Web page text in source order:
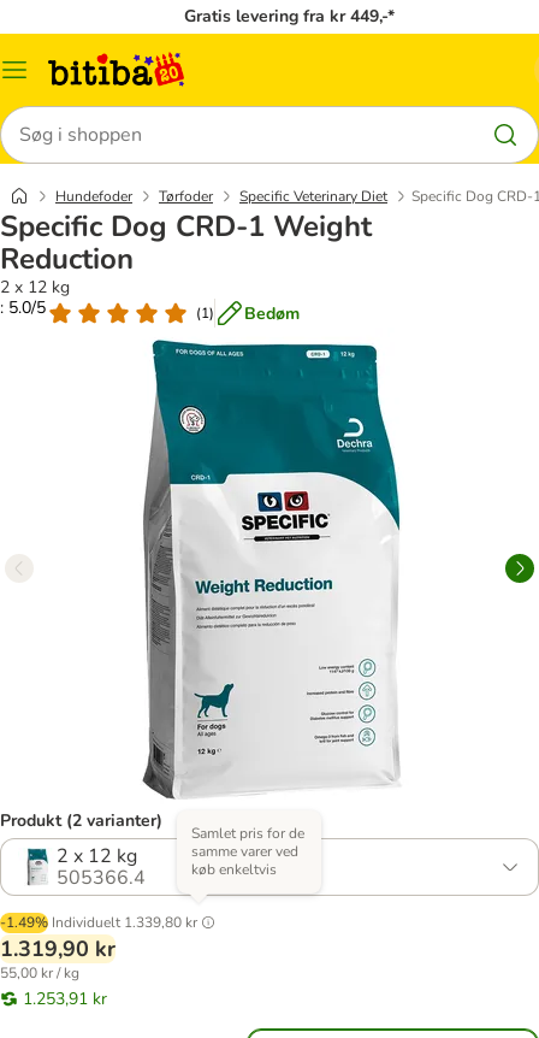
Gratis levering fra kr 449,-*
Menu
Søg
Hundefoder Tørfoder Specific Veterinary Diet Specific Dog
Specific Dog CRD-1 Weight
Reduction
2 x 12 kg
: 5.0/5
(1) Bedøm
Produkt (2 varianter)
2 x 12 kg
505366.4
-1.49% Individuelt 1.339,80 kr
Samlet pris for de
samme varer ved
køb enkeltvis
1.319,90 kr
55,00 kr / kg
1.253,91 kr